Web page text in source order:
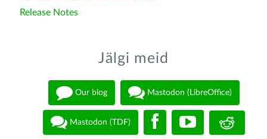
Release Notes
Jälgi meid
Our blog Mastodon (LibreOffice)
Mastodon (TDF)